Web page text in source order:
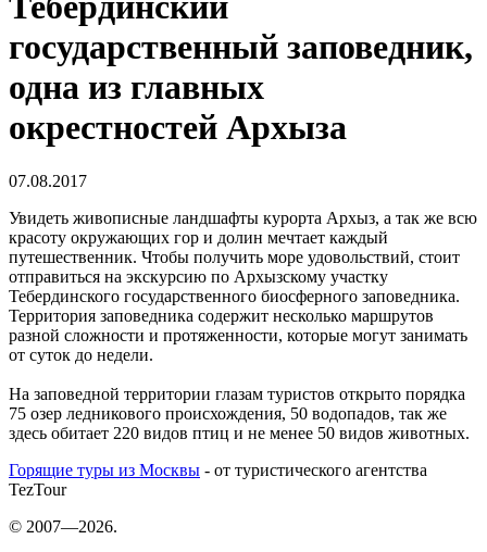
государственный заповедник,
одна из главных
окрестностей Архыза
07.08.2017
Увидеть живописные ландшафты курорта Архыз, а так же всю
красоту окружающих гор и долин мечтает каждый
путешественник. Чтобы получить море удовольствий, стоит
отправиться на экскурсию по Архызскому участку
Тебердинского государственного биосферного заповедника.
Территория заповедника содержит несколько маршрутов
разной сложности и протяженности, которые могут занимать
от суток до недели.
На заповедной территории глазам туристов открыто порядка
75 озер ледникового происхождения, 50 водопадов, так же
здесь обитает 220 видов птиц и не менее 50 видов животных.
Горящие туры из Москвы - от туристического агентства
TezTour
© 2007—2026.